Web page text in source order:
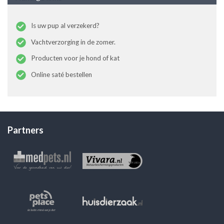
Is uw pup al verzekerd?
Vachtverzorging in de zomer.
Producten voor je hond of kat
Online saté bestellen
Partners